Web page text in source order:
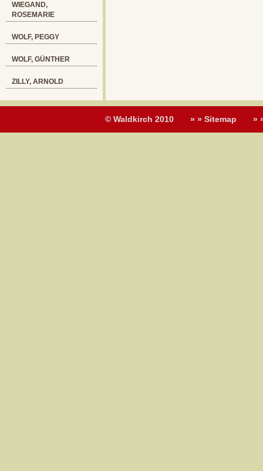
WIEGAND,
ROSEMARIE
WOLF, PEGGY
WOLF, GÜNTHER
ZILLY, ARNOLD
© Waldkirch 2010 » » Sitemap »